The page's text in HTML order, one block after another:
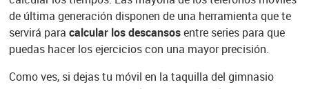
de última generación disponen de una herramienta que te
servirá para calcular los descansosentre series para que
puedas hacer los ejercicios con una mayor precisión.
Como ves, si dejas tu móvil en la taquilla del gimnasio